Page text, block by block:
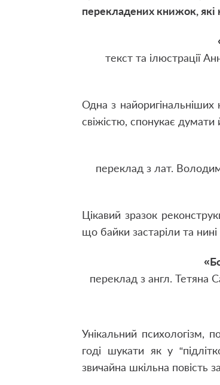
перекладених книжок, які
текст та ілюстрації
Одна з найоригінальніших
свіжістю, спонукає думати
переклад з лат.
Цікавий зразок
що байки застаріли та нині
переклад з англ. Тетяна
Унікальний психологізм,
годі шукати як у
звичайна шкільна повість